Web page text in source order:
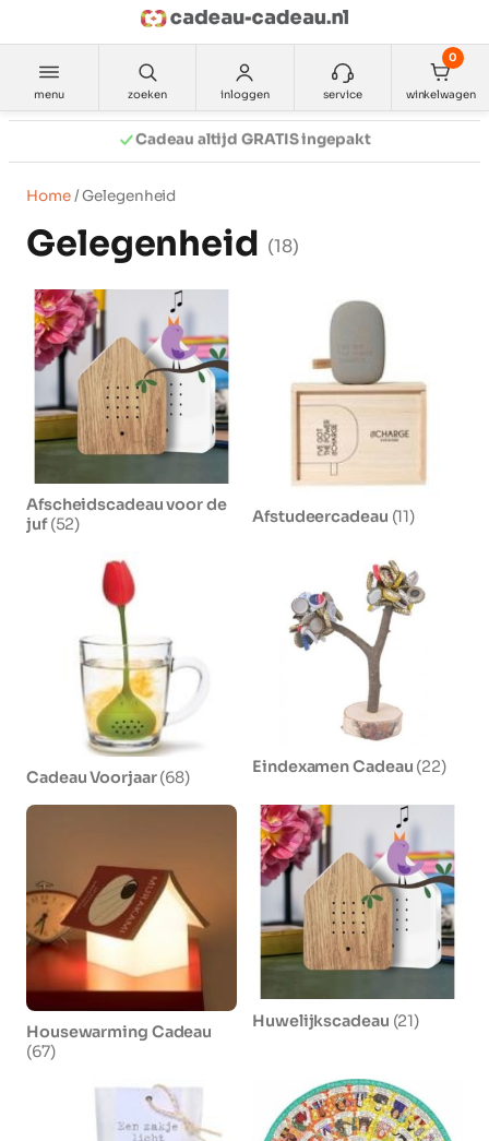
naar
inhoud
menu zoeken inloggen service
0
winkelwagen
Ruilen Mag
Home/ Gelegenheid
Gelegenheid (18)
Afscheidscadeau voor de
juf(52) Afstudeercadeau (11)
Cadeau Voorjaar(68)
Eindexamen Cadeau (22)
Housewarming Cadeau
(67)
Huwelijkscadeau (21)